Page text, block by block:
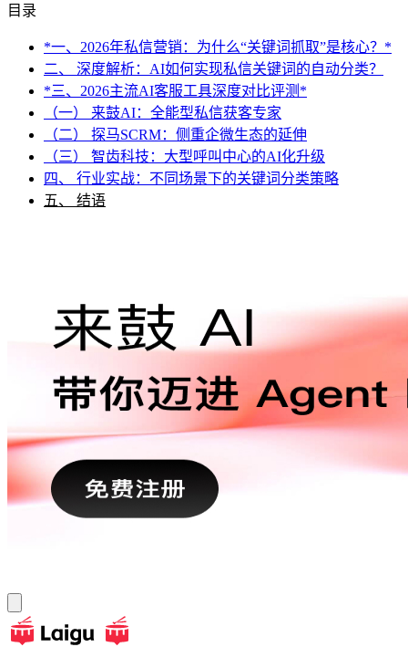
目录
*一、2026年私信营销：为什么“关键词抓取”是核心？*
二、 深度解析：AI如何实现私信关键词的自动分类？
*三、2026主流AI客服工具深度对比评测*
（一） 来鼓AI：全能型私信获客专家
（二） 探马SCRM：侧重企微生态的延伸
（三） 智齿科技：大型呼叫中心的AI化升级
四、 行业实战：不同场景下的关键词分类策略
五、 结语